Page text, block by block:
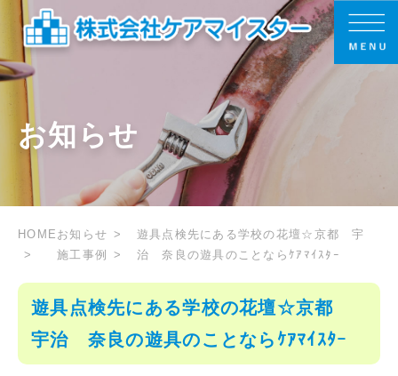
お知らせ
HOME お知らせ
施工事例
遊具点検先にある学校の花壇☆京都 宇
治 奈良の遊具のことならｹｱﾏｲｽﾀｰ
遊具点検先にある学校の花壇☆京都
宇治 奈良の遊具のことならｹｱﾏｲｽﾀｰ